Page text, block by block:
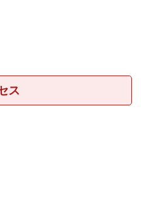
ス